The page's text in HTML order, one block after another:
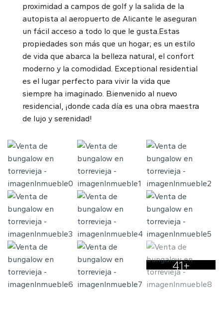
proximidad a campos de golf y la salida de la
autopista al aeropuerto de Alicante le aseguran
un fácil acceso a todo lo que le gusta.Estas
propiedades son más que un hogar; es un estilo
de vida que abarca la belleza natural, el confort
moderno y la comodidad. Exceptional residential
es el lugar perfecto para vivir la vida que
siempre ha imaginado. Bienvenido al nuevo
residencial, ¡donde cada día es una obra maestra
de lujo y serenidad!
41+